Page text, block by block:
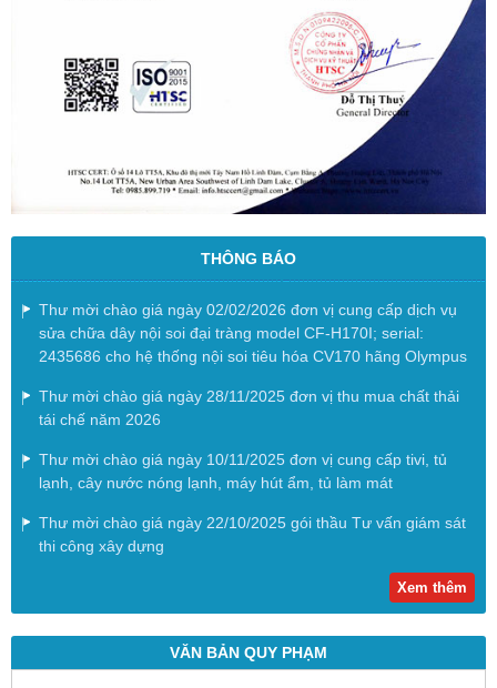
THÔNG BÁO
Thư mời chào giá ngày 02/02/2026 đơn vị cung cấp dịch vụ
sửa chữa dây nội soi đại tràng model CF-H170I; serial:
2435686 cho hệ thống nội soi tiêu hóa CV170 hãng Olympus
Thư mời chào giá ngày 28/11/2025 đơn vị thu mua chất thải
tái chế năm 2026
Thư mời chào giá ngày 10/11/2025 đơn vị cung cấp tivi, tủ
lạnh, cây nước nóng lạnh, máy hút ẩm, tủ làm mát
Thư mời chào giá ngày 22/10/2025 gói thầu Tư vấn giám sát
thi công xây dựng
Xem thêm
VĂN BẢN QUY PHẠM